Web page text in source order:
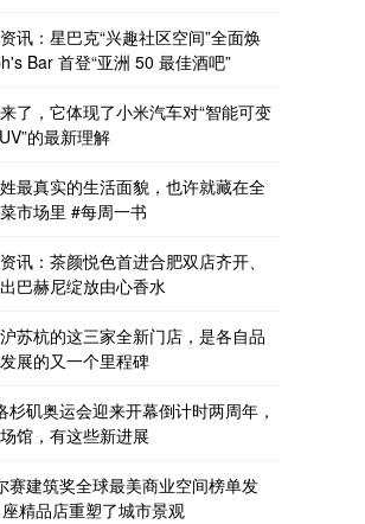
讯：星巴克“兴趣社区空间”全面焕
Bar 首登“亚洲 50 最佳酒吧”
了，它体现了小米汽车对“智能可变
的最新理解
最真实的生活面貌，也许就藏在全
市场里 #每周一书
讯：茶颜悦色首进合肥双店齐开、
巴赫尼绽放由心香水
苏杭的这三家全新门店，是各自品
展的又一个里程碑
杉矶奥运会迎来开幕倒计时两周年，
馆，有这些新进展
赛建筑奖全球最美商业空间榜单发
精品店重塑了城市景观